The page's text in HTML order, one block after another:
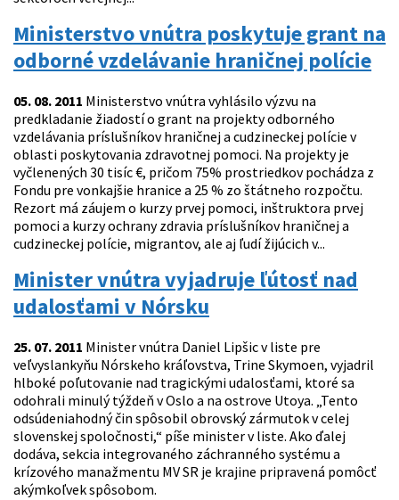
Ministerstvo vnútra poskytuje grant na
odborné vzdelávanie hraničnej polície
05. 08. 2011 Ministerstvo vnútra vyhlásilo výzvu na
predkladanie žiadostí o grant na projekty odborného
vzdelávania príslušníkov hraničnej a cudzineckej polície v
oblasti poskytovania zdravotnej pomoci. Na projekty je
vyčlenených 30 tisíc €, pričom 75% prostriedkov pochádza z
Fondu pre vonkajšie hranice a 25 % zo štátneho rozpočtu.
Rezort má záujem o kurzy prvej pomoci, inštruktora prvej
pomoci a kurzy ochrany zdravia príslušníkov hraničnej a
cudzineckej polície, migrantov, ale aj ľudí žijúcich v...
Minister vnútra vyjadruje ľútosť nad
udalosťami v Nórsku
25. 07. 2011 Minister vnútra Daniel Lipšic v liste pre
veľvyslankyňu Nórskeho kráľovstva, Trine Skymoen, vyjadril
hlboké poľutovanie nad tragickými udalosťami, ktoré sa
odohrali minulý týždeň v Oslo a na ostrove Utoya. „Tento
odsúdeniahodný čin spôsobil obrovský zármutok v celej
slovenskej spoločnosti,“ píše minister v liste. Ako ďalej
dodáva, sekcia integrovaného záchranného systému a
krízového manažmentu MV SR je krajine pripravená pomôcť
akýmkoľvek spôsobom.